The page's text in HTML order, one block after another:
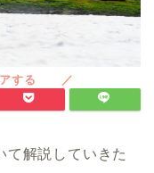
て解説していきた